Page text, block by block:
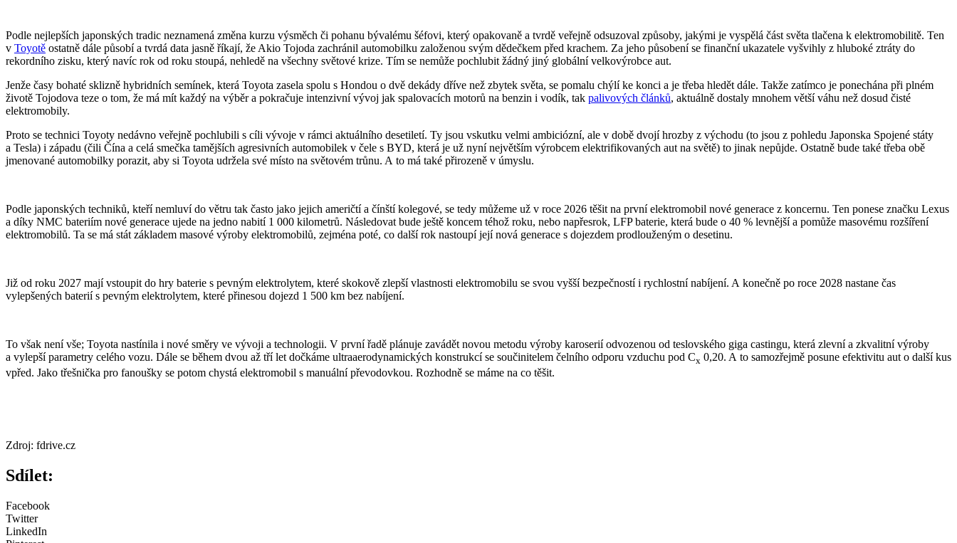
Podle nejlepších japonských tradic neznamená změna kurzu výsměch či pohanu bývalému šéfovi, který opakovaně a tvrdě veřejně odsuzoval způsoby, jakými je vyspělá část světa tlačena k elektromobilitě. Ten
v Toyotě ostatně dále působí a tvrdá data jasně říkají, že Akio Tojoda zachránil automobilku založenou svým dědečkem před krachem. Za jeho působení se finanční ukazatele vyšvihly z hluboké ztráty do
rekordního zisku, který navíc rok od roku stoupá, nehledě na všechny světové krize. Tím se nemůže pochlubit žádný jiný globální velkovýrobce aut.
Jenže časy bohaté sklizně hybridních semínek, která Toyota zasela spolu s Hondou o dvě dekády dříve než zbytek světa, se pomalu chýlí ke konci a je třeba hledět dále. Takže zatímco je ponechána při plném
životě Tojodova teze o tom, že má mít každý na výběr a pokračuje intenzivní vývoj jak spalovacích motorů na benzin i vodík, tak palivových článků, aktuálně dostaly mnohem větší váhu než dosud čisté
elektromobily.
Proto se technici Toyoty nedávno veřejně pochlubili s cíli vývoje v rámci aktuálního desetiletí. Ty jsou vskutku velmi ambiciózní, ale v době dvojí hrozby z východu (to jsou z pohledu Japonska Spojené státy
a Tesla) i západu (čili Čína a celá smečka tamějších agresivních automobilek v čele s BYD, která je už nyní největším výrobcem elektrifikovaných aut na světě) to jinak nepůjde. Ostatně bude také třeba obě
jmenované automobilky porazit, aby si Toyota udržela své místo na světovém trůnu. A to má také přirozeně v úmyslu.
Podle japonských techniků, kteří nemluví do větru tak často jako jejich američtí a čínští kolegové, se tedy můžeme už v roce 2026 těšit na první elektromobil nové generace z koncernu. Ten ponese značku Lexus
a díky NMC bateriím nové generace ujede na jedno nabití 1 000 kilometrů. Následovat bude ještě koncem téhož roku, nebo napřesrok, LFP baterie, která bude o 40 % levnější a pomůže masovému rozšíření
elektromobilů. Ta se má stát základem masové výroby elektromobilů, zejména poté, co další rok nastoupí její nová generace s dojezdem prodlouženým o desetinu.
Již od roku 2027 mají vstoupit do hry baterie s pevným elektrolytem, které skokově zlepší vlastnosti elektromobilu se svou vyšší bezpečností i rychlostní nabíjení. A konečně po roce 2028 nastane čas
vylepšených baterií s pevným elektrolytem, které přinesou dojezd 1 500 km bez nabíjení.
To však není vše; Toyota nastínila i nové směry ve vývoji a technologii. V první řadě plánuje zavádět novou metodu výroby karoserií odvozenou od teslovského giga castingu, která zlevní a zkvalitní výroby
a vylepší parametry celého vozu. Dále se během dvou až tří let dočkáme ultraaerodynamických konstrukcí se součinitelem čelního odporu vzduchu pod Cx 0,20. A to samozřejmě posune efektivitu aut o další kus
vpřed. Jako třešnička pro fanoušky se potom chystá elektromobil s manuální převodovkou. Rozhodně se máme na co těšit.
Zdroj: fdrive.cz
Sdílet:
Facebook
Twitter
LinkedIn